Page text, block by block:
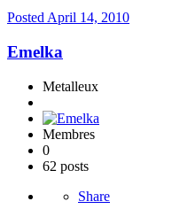
PostedApril 14, 2010
Emelka
Metalleux
Membres
0
62 posts
Share